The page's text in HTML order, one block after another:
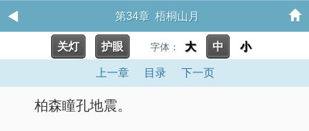
第34章 梧桐山月
关灯 护眼 字体： 大 中 小
上一章 目录 下一页
柏森瞳孔地震。